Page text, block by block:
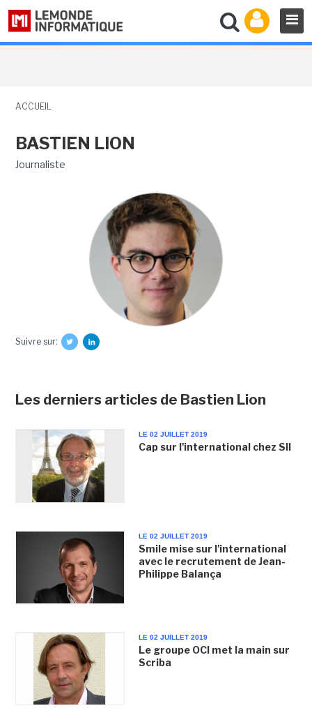
ACCUEIL
BASTIEN LION
Journaliste
Suivre sur:
Les derniers articles de Bastien Lion
LE 02 JUILLET 2019
Cap sur l'international chez SII
LE 02 JUILLET 2019
Smile mise sur l'international
avec le recrutement de Jean-
Philippe Balança
LE 02 JUILLET 2019
Le groupe OCI met la main sur
Scriba